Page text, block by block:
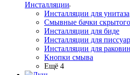
Инсталляции
Инсталляции для унитаза
Смывные бачки
Инсталляции для биде
Инсталляции для
Инсталляции для раковин
Кнопки смыва
Ещё 4